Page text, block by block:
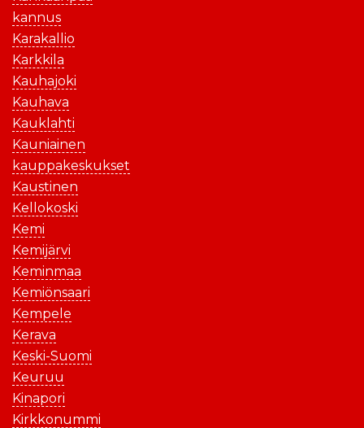
kannus
Karakallio
Karkkila
Kauhajoki
Kauhava
Kauklahti
Kauniainen
kauppakeskukset
Kaustinen
Kellokoski
Kemi
Kemijärvi
Keminmaa
Kemiönsaari
Kempele
Kerava
Keski-Suomi
Keuruu
Kinapori
Kirkkonummi